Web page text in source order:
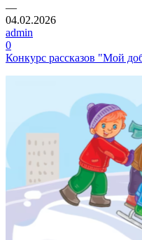
—
04.02.2026
admin
0
Конкурс рассказов "Мой